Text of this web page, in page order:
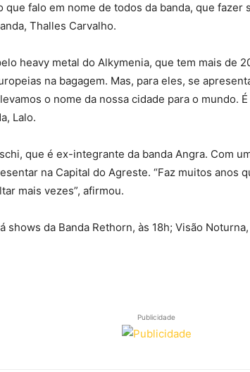
falo em nome de todos da banda, que
Thalles Carvalho.
heavy metal do Alkymenia, que tem mais de
na bagagem. Mas, para eles, se
o nome da nossa cidade para o mundo.
Lalo.
que é ex-integrante da banda Angra. Com
na Capital do Agreste. “Faz muitos anos
mais vezes”, afirmou.
da Banda Rethorn, às 18h; Visão
Publicidade